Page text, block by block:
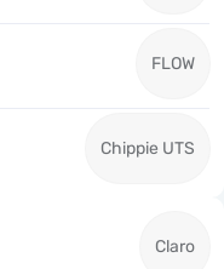
FLOW
Chippie UTS
Claro